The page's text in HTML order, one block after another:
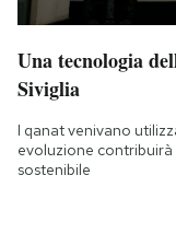
Una tecnologia
Siviglia
I qanat venivano
evoluzione contribuirà
sostenibile